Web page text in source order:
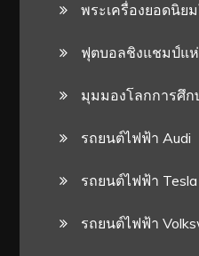
พระเครื่องยอดนิย
ฟุตบอลชิงแชมป์แ
มุมมองโลกการศึก
รถยนต์ไฟฟ้า Audi
รถยนต์ไฟฟ้า Tesla
รถยนต์ไฟฟ้า